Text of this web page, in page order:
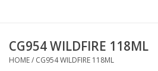
VERZENDING
CG954 WILDFIRE 118ML
HOME/ CG954 WILDFIRE 118ML